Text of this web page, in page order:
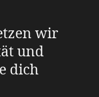
wir
und
dich